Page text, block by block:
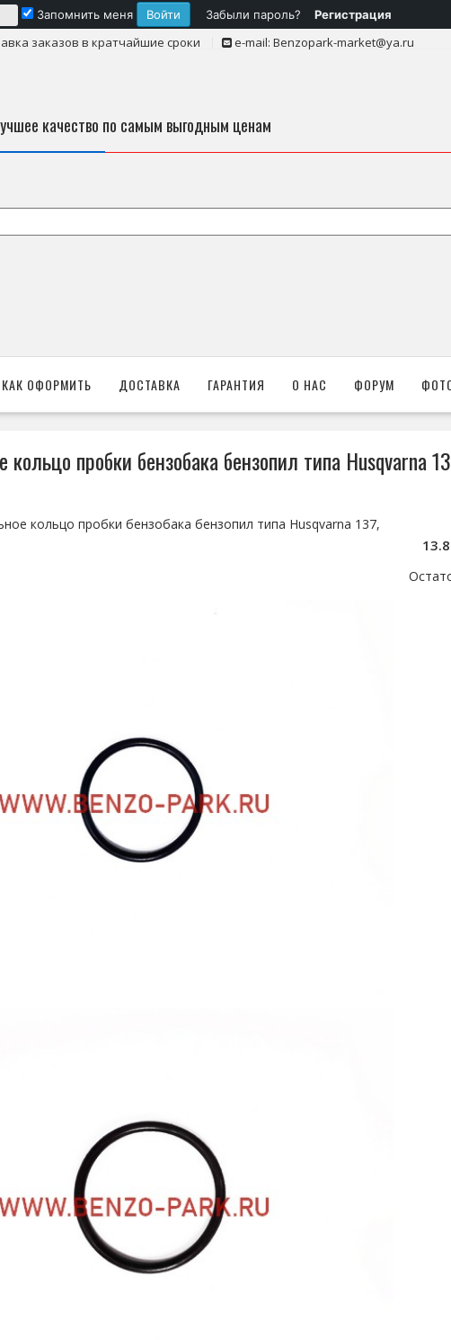
Запомнить меня Забыли пароль? Регистрация
заказов в кратчайшие сроки e-mail: Benzopark-market@ya.ru
качество по самым выгодным ценам
КАК ОФОРМИТЬ ДОСТАВКА ГАРАНТИЯ О НАС ФОРУМ
кольцо пробки бензобака бензопил типа Husqvarna
кольцо пробки бензобака бензопил типа Husqvarna 137,